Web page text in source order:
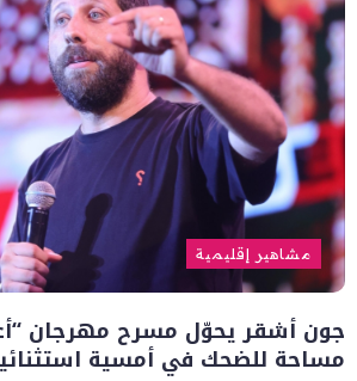
مشاهير إقليمية
جون أشقر يحوّل مسرح مهرجان
مساحة للضحك في أمسية